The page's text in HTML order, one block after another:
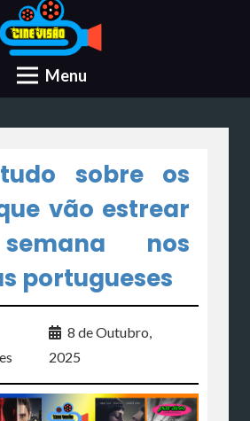
Menu
sobre os
vão estrear
nos
portugueses
8 de Outubro,
2025